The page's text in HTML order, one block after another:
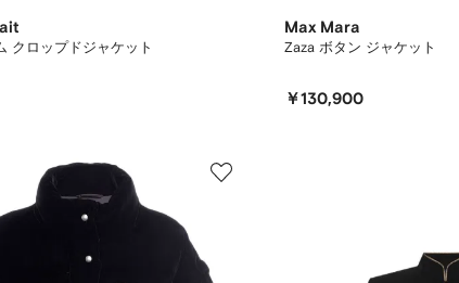
クロップドジャケット
Max Mara
Zaza ボタン ジャケット
￥130,900